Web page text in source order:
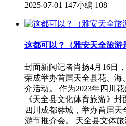
2025-07-01 147小编 108
这都可以？（雅安天全旅游
封面新闻记者肖扬4月16日
荣成举办首届天全县花、海
介活动。 作为2023年四川
《天全县文化体育旅游》
四川成都蓉城，举办首届
游节推介会。 天全县文体